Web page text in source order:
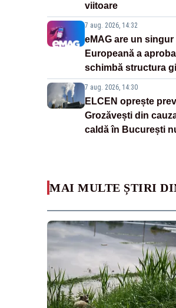
viitoare
7 aug. 2026, 14:32
eMAG are un
Europeană a
schimbă structura
7 aug. 2026, 14:30
ELCEN oprește
Grozăvești din
caldă în București
MAI MULTE ȘTIRI